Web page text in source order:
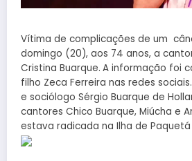
Vítima de complicações de um
domingo (20), aos 74 anos, a
Cristina Buarque. A informação foi
filho Zeca Ferreira nas redes
e sociólogo Sérgio Buarque de
cantores Chico Buarque, Miúcha e
estava radicada na Ilha de Paquetá